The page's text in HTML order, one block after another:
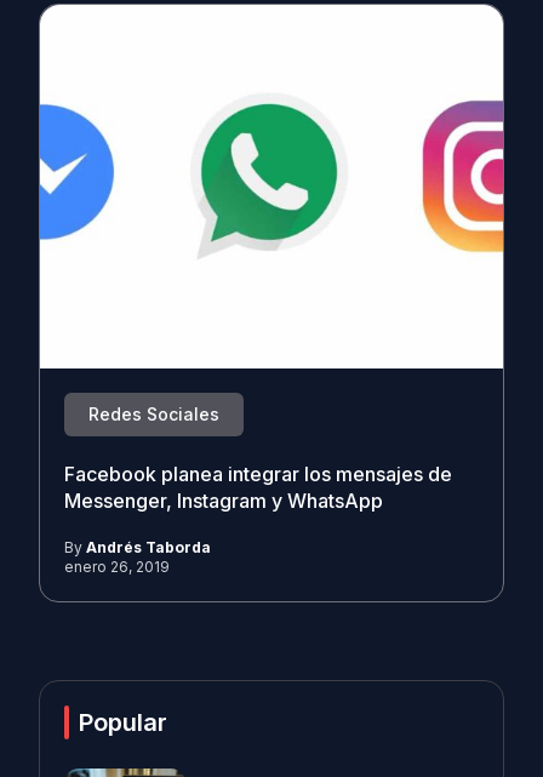
Redes Sociales
Facebook planea integrar los mensajes de
Messenger, Instagram y WhatsApp
By Andrés Taborda
enero 26, 2019
Popular